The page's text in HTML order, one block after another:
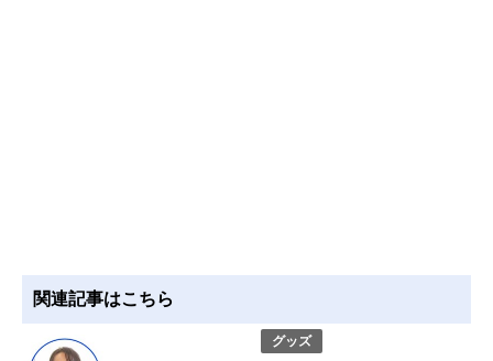
関連記事はこちら
グッズ